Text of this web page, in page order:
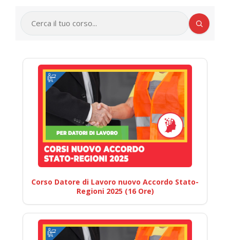
Corso Datore di Lavoro nuovo Accordo Stato-
Regioni 2025 (16 Ore)